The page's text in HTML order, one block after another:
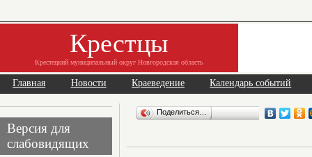
Крестцы
Крестецкий муниципальный округ Новгородская область
Главная Новости Краеведение Календарь событий
Версия для
слабовидящих
Поделиться…